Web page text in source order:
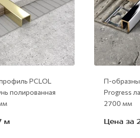
PСLОL
полированная
м
П-
Progress
2700 мм
Цена за